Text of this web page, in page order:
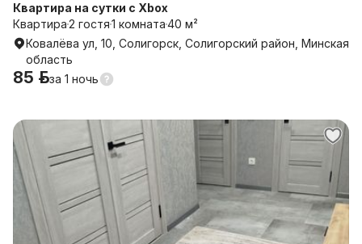
Квартира на сутки с Xbox
Квартира2 гостя1 комната40 м²
Ковалёва ул, 10, Солигорск, Солигорский район, Минская
область
85 р.за 1 ночь